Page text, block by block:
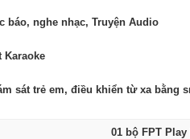
báo, nghe nhạc, Truyện Audio
Karaoke
sát trẻ em, điều khiển từ xa bằng
01 bộ FPT Play